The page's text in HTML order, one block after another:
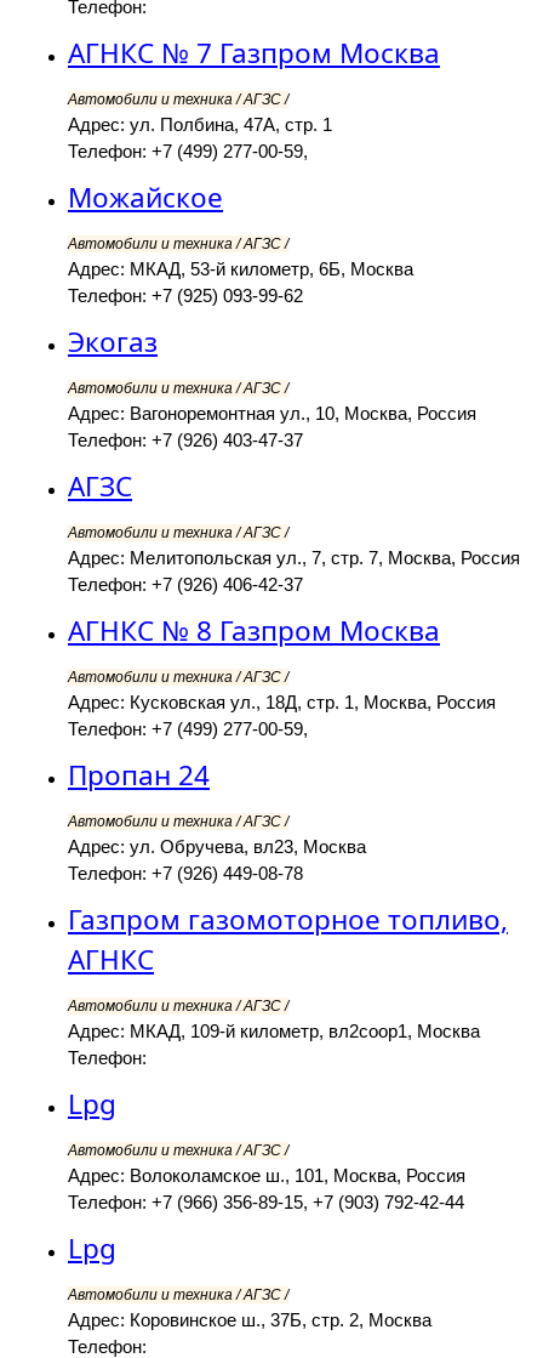
Телефон:
АГНКС № 7 Газпром Москва
Автомобили и техника / АГЗС /
Адрес: ул. Полбина, 47А, стр. 1
Телефон: +7 (499) 277-00-59,
Можайское
Автомобили и техника / АГЗС /
Адрес: МКАД, 53-й километр, 6Б, Москва
Телефон: +7 (925) 093-99-62
Экогаз
Автомобили и техника / АГЗС /
Адрес: Вагоноремонтная ул., 10, Москва, Россия
Телефон: +7 (926) 403-47-37
АГЗС
Автомобили и техника / АГЗС /
Адрес: Мелитопольская ул., 7, стр. 7, Москва, Россия
Телефон: +7 (926) 406-42-37
АГНКС № 8 Газпром Москва
Автомобили и техника / АГЗС /
Адрес: Кусковская ул., 18Д, стр. 1, Москва, Россия
Телефон: +7 (499) 277-00-59,
Пропан 24
Автомобили и техника / АГЗС /
Адрес: ул. Обручева, вл23, Москва
Телефон: +7 (926) 449-08-78
Газпром газомоторное топливо,
АГНКС
Автомобили и техника / АГЗС /
Адрес: МКАД, 109-й километр, вл2соор1, Москва
Телефон:
Lpg
Автомобили и техника / АГЗС /
Адрес: Волоколамское ш., 101, Москва, Россия
Телефон: +7 (966) 356-89-15, +7 (903) 792-42-44
Lpg
Автомобили и техника / АГЗС /
Адрес: Коровинское ш., 37Б, стр. 2, Москва
Телефон: